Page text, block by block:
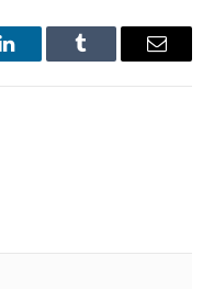
LinkedInTumblr Имэйл